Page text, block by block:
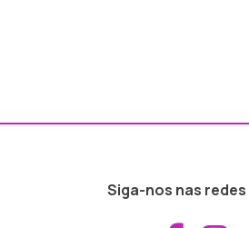
Siga-nos nas